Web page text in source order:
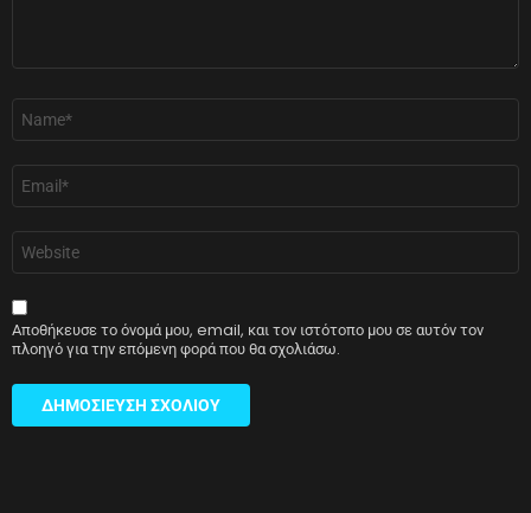
Όνομα
Email
Ιστότοπος
Αποθήκευσε το όνομά μου, email, και τον ιστότοπο μου σε αυτόν τον
πλοηγό για την επόμενη φορά που θα σχολιάσω.